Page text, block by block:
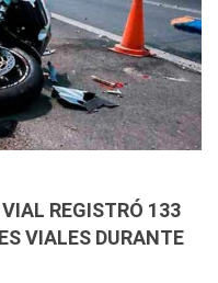
REGISTRÓ 133
VIALES DURANTE